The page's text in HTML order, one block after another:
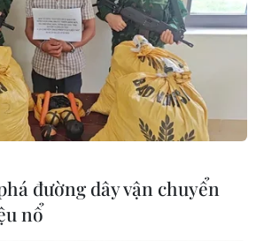
MỤC
xử lý vi phạm tại
hành cùng
đường dây vận chuyển
nổ